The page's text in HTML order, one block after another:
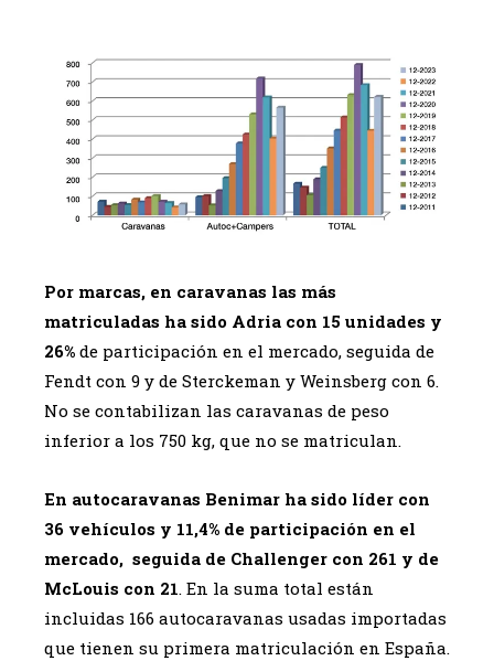
Por marcas, en caravanas las más
matriculadas ha sido Adria con 15 unidades y
26% de participación en el mercado, seguida de
Fendt con 9 y de Sterckeman y Weinsberg con 6.
No se contabilizan las caravanas de peso
inferior a los 750 kg, que no se matriculan.
En autocaravanas Benimar ha sido líder con
36 vehículos y 11,4% de participación en el
mercado, seguida de Challenger con 261 y de
McLouis con 21. En la suma total están
incluidas 166 autocaravanas usadas importadas
que tienen su primera matriculación en España.